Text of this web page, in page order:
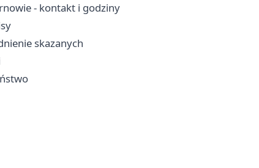
- kontakt i godziny
skazanych